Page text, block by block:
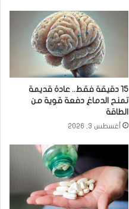
15 دقيقة فقط.. عادة قديمة
تمنح الدماغ دفعة قوية من
الطاقة
أغسطس 3, 2026